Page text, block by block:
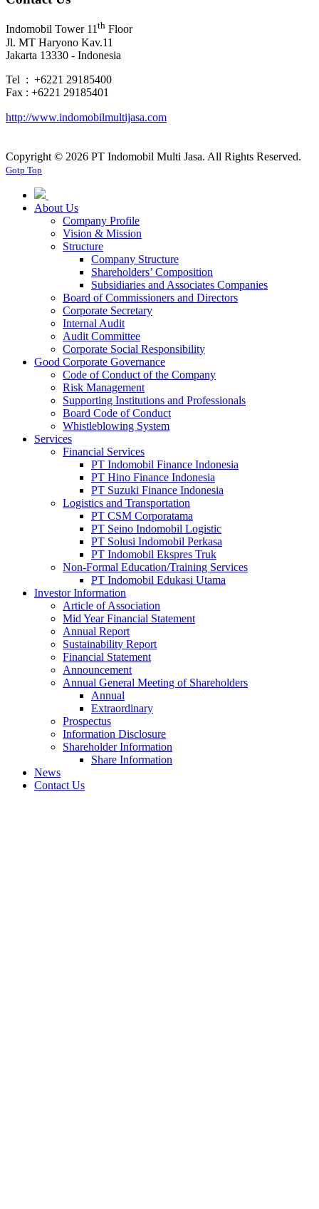
Indomobil Tower 11th Floor
Jl. MT Haryono Kav.11
Jakarta 13330 - Indonesia
Tel : +6221 29185400
Fax : +6221 29185401
http://www.indomobilmultijasa.com
Copyright © 2026 PT Indomobil Multi Jasa. All Rights Reserved.
Gotp Top
About Us
Company Profile
Vision & Mission
Structure
Company Structure
Shareholders’ Composition
Subsidiaries and Associates Companies
Board of Commissioners and Directors
Corporate Secretary
Internal Audit
Audit Committee
Corporate Social Responsibility
Good Corporate Governance
Code of Conduct of the Company
Risk Management
Supporting Institutions and Professionals
Board Code of Conduct
Whistleblowing System
Services
Financial Services
PT Indomobil Finance Indonesia
PT Hino Finance Indonesia
PT Suzuki Finance Indonesia
Logistics and Transportation
PT CSM Corporatama
PT Seino Indomobil Logistic
PT Solusi Indomobil Perkasa
PT Indomobil Ekspres Truk
Non-Formal Education/Training Services
PT Indomobil Edukasi Utama
Investor Information
Article of Association
Mid Year Financial Statement
Annual Report
Sustainability Report
Financial Statement
Announcement
Annual General Meeting of Shareholders
Annual
Extraordinary
Prospectus
Information Disclosure
Shareholder Information
Share Information
News
Contact Us